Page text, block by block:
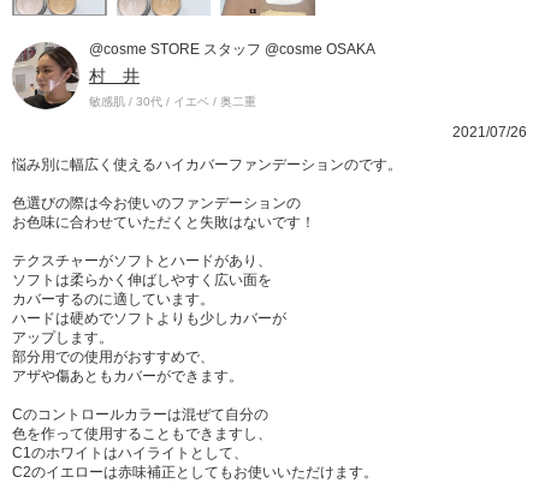
@cosme STORE スタッフ @cosme OSAKA
村 井
敏感肌 / 30代 / イエベ / 奥二重
2021/07/26
悩み別に幅広く使えるハイカバーファンデーションのです。
色選びの際は今お使いのファンデーションの
お色味に合わせていただくと失敗はないです！
テクスチャーがソフトとハードがあり、
ソフトは柔らかく伸ばしやすく広い面を
カバーするのに適しています。
ハードは硬めでソフトよりも少しカバーが
アップします。
部分用での使用がおすすめで、
アザや傷あともカバーができます。
Cのコントロールカラーは混ぜて自分の
色を作って使用することもできますし、
C1のホワイトはハイライトとして、
C2のイエローは赤味補正としてもお使いいただけます。